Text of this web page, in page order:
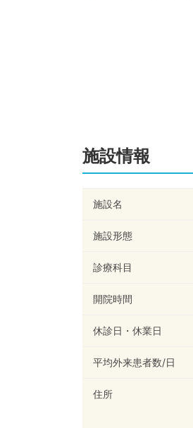
施設情報
施設名
施設形態
診療科目
開院時間
休診日・休業日
平均外来患者数/日
住所